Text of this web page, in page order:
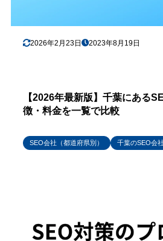
2026年2月23日 2023年8月19日
【2026年最新版】千葉にある
徴・料金を一覧で比較
SEO会社（都道府県別） 千葉のSEO会社